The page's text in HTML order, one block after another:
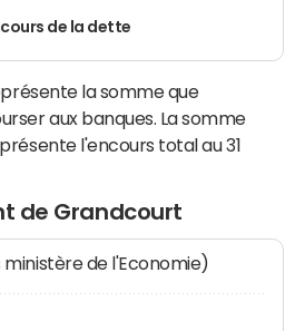
de la dette
la somme que
aux banques. La somme
l'encours total au 31
de Grandcourt
ministère de l'Economie)